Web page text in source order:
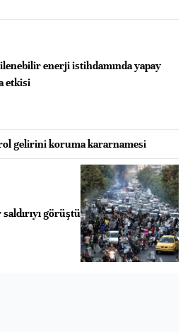
enerji istihdamında yapay
etkisi
gelirini koruma kararnamesi
görüştü